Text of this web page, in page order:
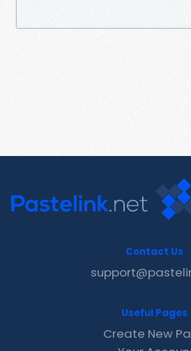
Contact Us
Useful Pages
Create New